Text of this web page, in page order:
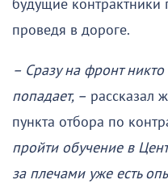
будущие контрактники
проведя в дороге.
– Сразу на фронт
попадает, – рассказал
пункта отбора по
пройти обучение в
за плечами уже есть